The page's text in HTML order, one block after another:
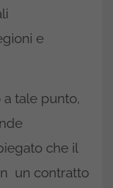
e
a tale punto,
che il
un contratto